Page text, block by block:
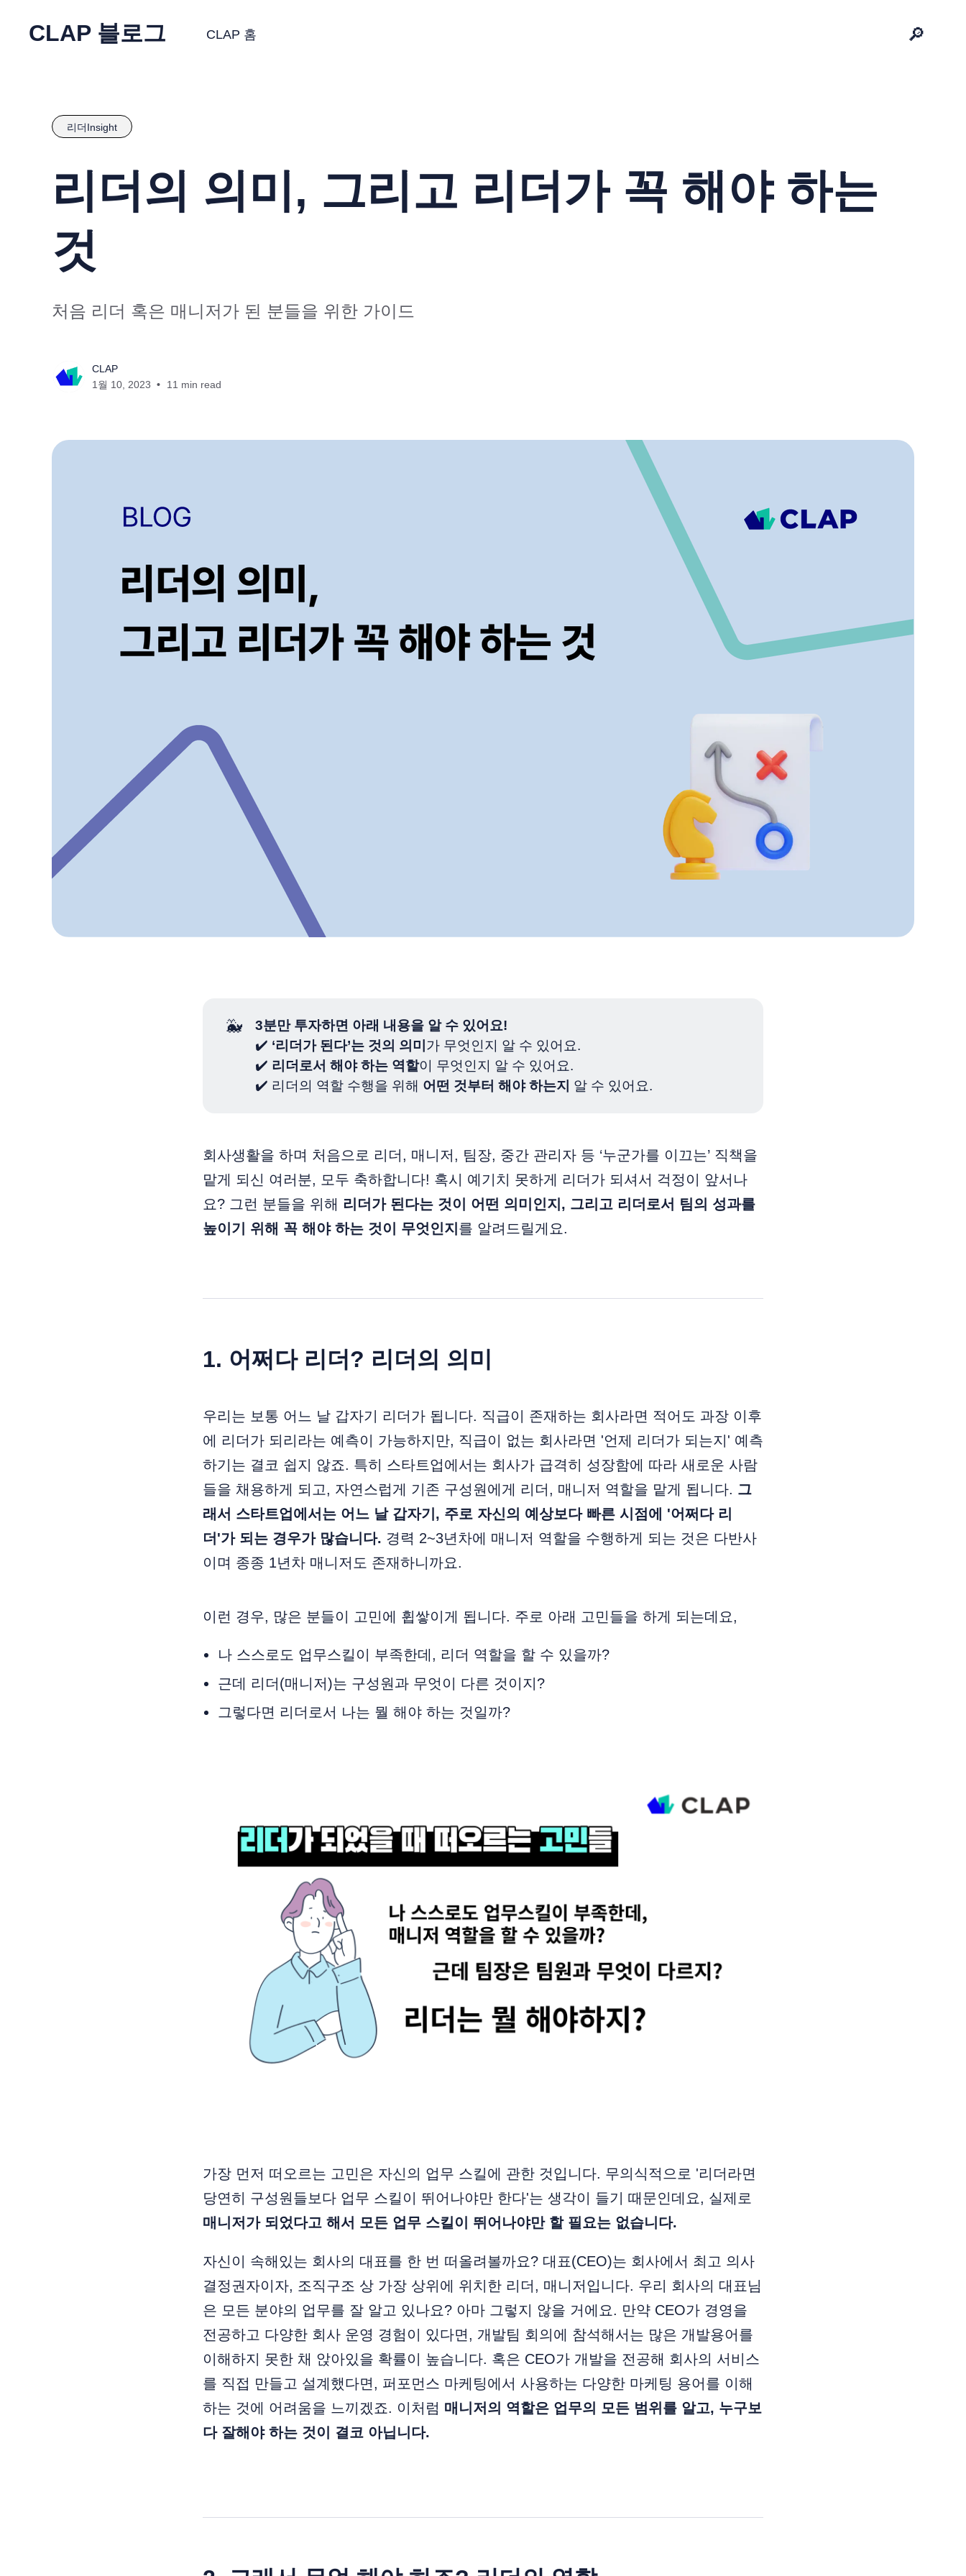
CLAP 블로그 CLAP 홈 🔎
리더Insight
리더의 의미, 그리고 리더가 꼭 해야 하는
것
처음 리더 혹은 매니저가 된 분들을 위한 가이드
CLAP
1월 10, 2023
11 min read
🐳
3분만 투자하면 아래 내용을 알 수 있어요!
✔️ ‘리더가 된다’는 것의 의미 가 무엇인지 알 수 있어요.
✔️ 리더로서 해야 하는 역할이 무엇인지 알 수 있어요.
✔️ 리더의 역할 수행을 위해 어떤 것부터 해야 하는지 알 수 있어요.
회사생활을 하며 처음으로 리더, 매니저, 팀장, 중간 관리자 등 ‘누군가를 이끄는’ 직책을
맡게 되신 여러분, 모두 축하합니다! 혹시 예기치 못하게 리더가 되셔서 걱정이 앞서나
요? 그런 분들을 위해 리더가 된다는 것이 어떤 의미인지, 그리고 리더로서 팀의 성과를
높이기 위해 꼭 해야 하는 것이 무엇인지 를 알려드릴게요.
1. 어쩌다 리더? 리더의 의미
우리는 보통 어느 날 갑자기 리더가 됩니다. 직급이 존재하는 회사라면 적어도 과장 이후
에 리더가 되리라는 예측이 가능하지만, 직급이 없는 회사라면 '언제 리더가 되는지' 예측
하기는 결코 쉽지 않죠. 특히 스타트업에서는 회사가 급격히 성장함에 따라 새로운 사람
들을 채용하게 되고, 자연스럽게 기존 구성원에게 리더, 매니저 역할을 맡게 됩니다. 그
래서 스타트업에서는 어느 날 갑자기, 주로 자신의 예상보다 빠른 시점에 '어쩌다 리
더'가 되는 경우가 많습니다. 경력 2~3년차에 매니저 역할을 수행하게 되는 것은 다반사
이며 종종 1년차 매니저도 존재하니까요.
이런 경우, 많은 분들이 고민에 휩쌓이게 됩니다. 주로 아래 고민들을 하게 되는데요,
나 스스로도 업무스킬이 부족한데, 리더 역할을 할 수 있을까?
근데 리더(매니저)는 구성원과 무엇이 다른 것이지?
그렇다면 리더로서 나는 뭘 해야 하는 것일까?
가장 먼저 떠오르는 고민은 자신의 업무 스킬에 관한 것입니다. 무의식적으로 '리더라면
당연히 구성원들보다 업무 스킬이 뛰어나야만 한다'는 생각이 들기 때문인데요, 실제로
매니저가 되었다고 해서 모든 업무 스킬이 뛰어나야만 할 필요는 없습니다.
자신이 속해있는 회사의 대표를 한 번 떠올려볼까요? 대표(CEO)는 회사에서 최고 의사
결정권자이자, 조직구조 상 가장 상위에 위치한 리더, 매니저입니다. 우리 회사의 대표님
은 모든 분야의 업무를 잘 알고 있나요? 아마 그렇지 않을 거에요. 만약 CEO가 경영을
전공하고 다양한 회사 운영 경험이 있다면, 개발팀 회의에 참석해서는 많은 개발용어를
이해하지 못한 채 앉아있을 확률이 높습니다. 혹은 CEO가 개발을 전공해 회사의 서비스
를 직접 만들고 설계했다면, 퍼포먼스 마케팅에서 사용하는 다양한 마케팅 용어를 이해
하는 것에 어려움을 느끼겠죠. 이처럼 매니저의 역할은 업무의 모든 범위를 알고, 누구보
다 잘해야 하는 것이 결코 아닙니다.